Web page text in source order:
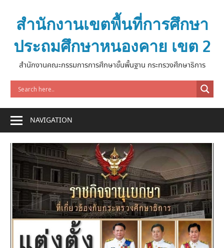
contentสำนักงานเขตพื้นที่การศึกษา
ประถมศึกษาหนองคาย เขต 2
สำนักงานคณะกรรมการการศึกษาขั้นพื้นฐาน กระทรวงศึกษาธิการ
NAVIGATION